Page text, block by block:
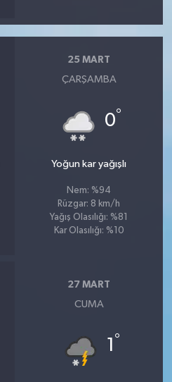
25 MART
ÇARŞAMBA
0°
Yoğun kar yağışlı
Nem: %94
Rüzgar: 8 km/h
Yağış Olasılığı: %81
Kar Olasılığı: %10
27 MART
CUMA
1 °